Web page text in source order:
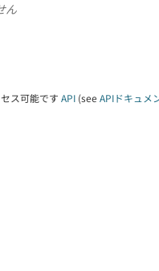
ん
ス可能です API (see APIドキュメ